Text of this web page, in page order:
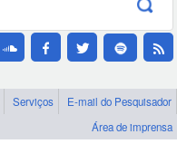
Serviços
E-mail do Pesquisador
Área de imprensa